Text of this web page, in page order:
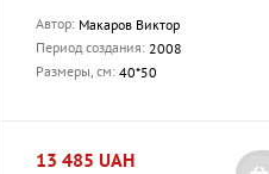
Автор: Макаров Виктор
Период создания: 2008
Размеры, см: 40*50
13 485 UAH